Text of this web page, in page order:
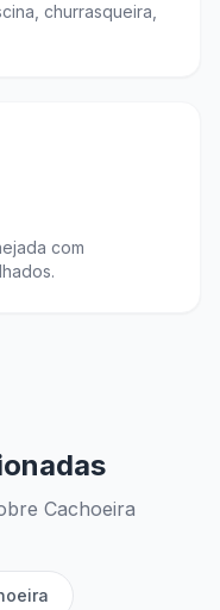
churrasqueira,
com
Cachoeira